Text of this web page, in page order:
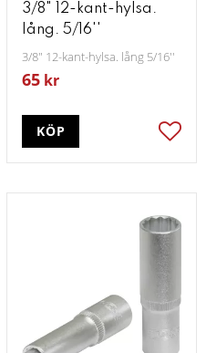
till i favoriter
3/8" 12-kant-hylsa.
lång. 5/16''
3/8" 12-kant-hylsa. lång 5/16''
65 kr
KÖP